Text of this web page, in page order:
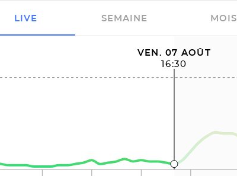
VEN. 07 AOÛT
16:30
LIVE SEMAINE MOIS